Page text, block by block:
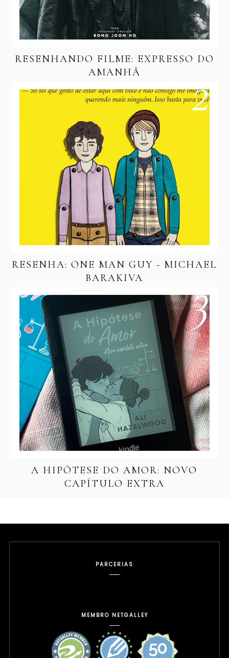
RESENHANDO FILME: EXPRESSO DO
AMANHÃ
RESENHA: ONE MAN GUY - MICHAEL
BARAKIVA
A HIPÓTESE DO AMOR: NOVO
CAPÍTULO EXTRA
PARCERIAS
MEMBRO NETGALLEY